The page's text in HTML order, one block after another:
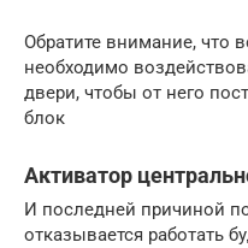
Обратите внимание, что
необходимо
двери, чтобы от него
блок
Активатор
И последней причиной
отказывается работать